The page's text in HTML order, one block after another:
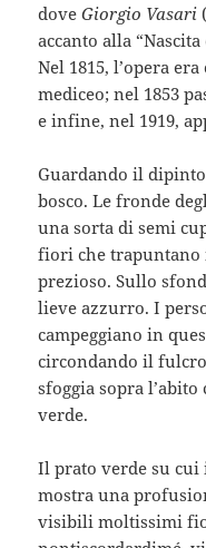
doveGiorgio Vasari
accanto alla “Nascita
Nel 1815, l’opera
mediceo; nel 1853
e infine, nel 1919,
Guardando il
bosco. Le fronde
una sorta di semi
fiori che trapuntano
prezioso. Sullo
lieve azzurro. I
campeggiano in
circondando il
sfoggia sopra
verde.
Il prato verde su cui
mostra una
visibili moltissimi